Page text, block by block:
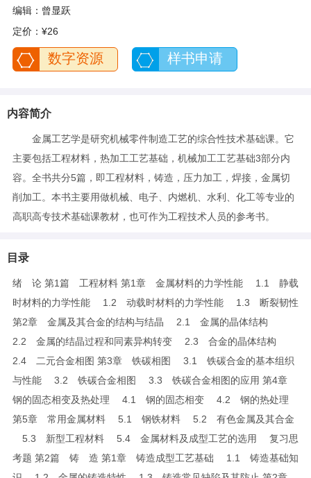
编辑：曾显跃
定价： ¥26
数字资源 样书申请
内容简介
金属工艺学是研究机械零件制造工艺的综合性技术基础课。它
主要包括工程材料，热加工工艺基础，机械加工工艺基础3部分内
容。全书共分5篇，即工程材料，铸造，压力加工，焊接，金属切
削加工。本书主要用做机械、电子、内燃机、水利、化工等专业的
高职高专技术基础课教材，也可作为工程技术人员的参考书。
目录
绪 论 第1篇 工程材料 第1章 金属材料的力学性能 1.1 静载
时材料的力学性能 1.2 动载时材料的力学性能 1.3 断裂韧性
第2章 金属及其合金的结构与结晶 2.1 金属的晶体结构
2.2 金属的结晶过程和同素异构转变 2.3 合金的晶体结构
2.4 二元合金相图 第3章 铁碳相图 3.1 铁碳合金的基本组织
与性能 3.2 铁碳合金相图 3.3 铁碳合金相图的应用 第4章
钢的固态相变及热处理 4.1 钢的固态相变 4.2 钢的热处理
第5章 常用金属材料 5.1 钢铁材料 5.2 有色金属及其合金
5.3 新型工程材料 5.4 金属材料及成型工艺的选用 复习思
考题 第2篇 铸 造 第1章 铸造成型工艺基础 1.1 铸造基础知